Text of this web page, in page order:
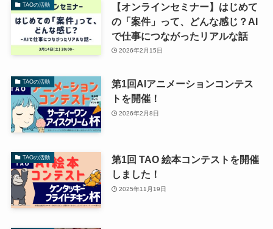
TAOの活動
【オンラインセミナー】はじめて
の「案件」って、どんな感じ？AI
で仕事につながったリアルな話
2026年2月15日
TAOの活動
第1回AIアニメーションコンテス
トを開催！
2026年2月8日
TAOの活動
第1回 TAO 絵本コンテストを開催
しました！
2025年11月19日